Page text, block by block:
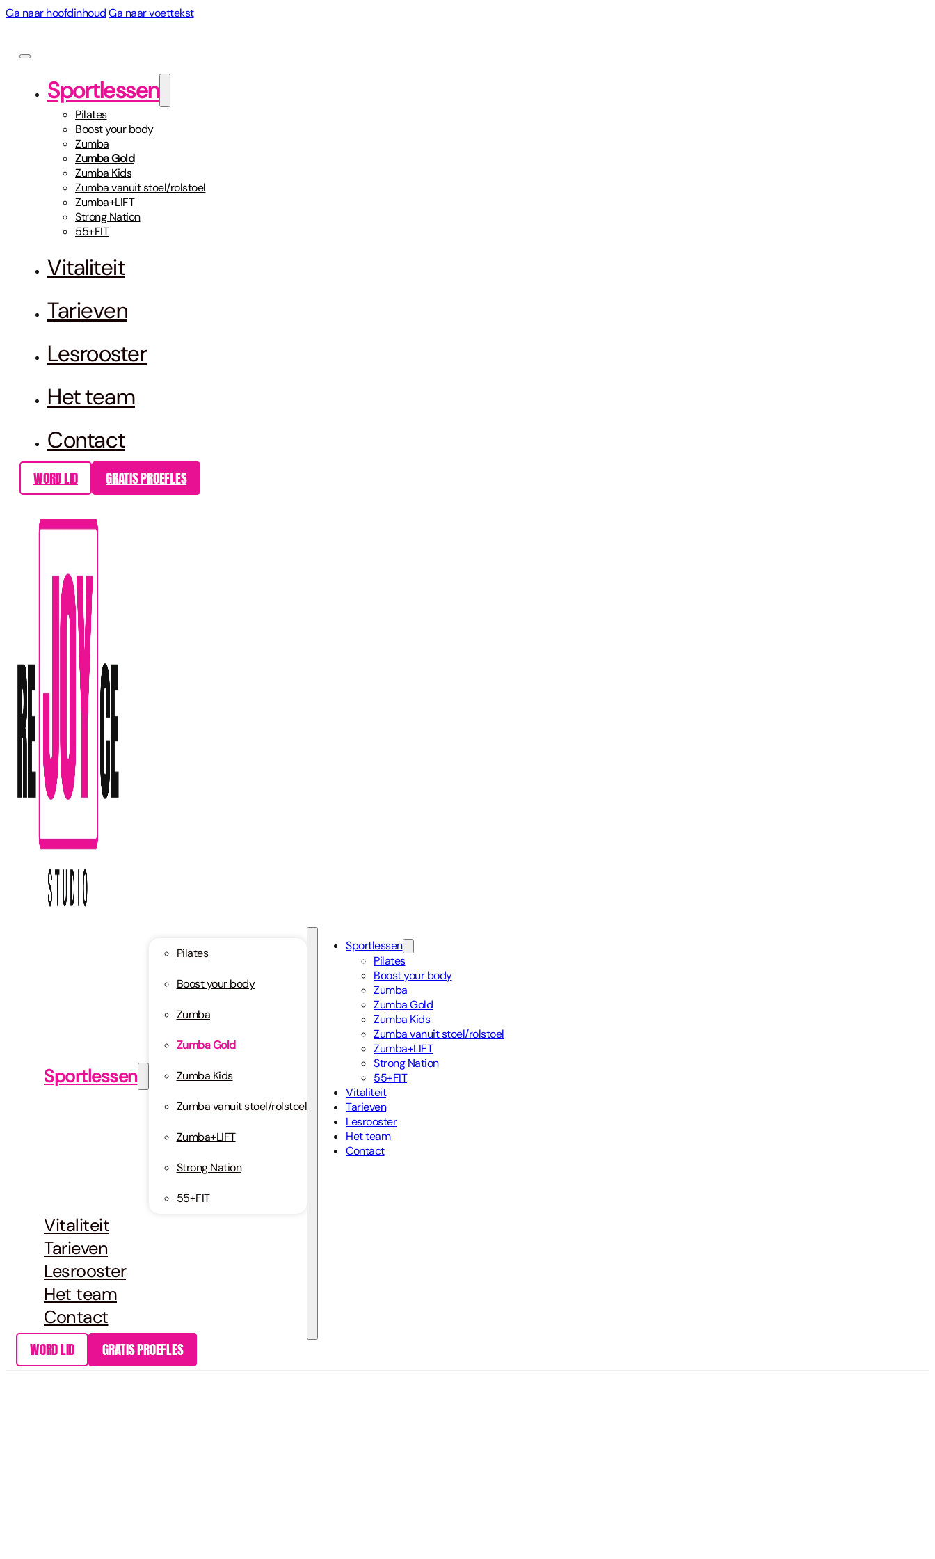
Ga naar hoofdinhoudGa naar voettekst
Sportlessen
Pilates
Boost your body
Zumba
Zumba Gold
Zumba Kids
Zumba vanuit stoel/rolstoel
Zumba+LIFT
Strong Nation
55+FIT
Vitaliteit
Tarieven
Lesrooster
Het team
Contact
WORD LID GRATIS PROEFLES
Sportlessen
Pilates
Boost your body
Zumba
Zumba Gold
Zumba Kids
Zumba vanuit stoel/rolstoel
Zumba+LIFT
Strong Nation
55+FIT
Vitaliteit
Tarieven
Lesrooster
Het team
Contact
Sportlessen
Pilates
Boost your body
Zumba
Zumba Gold
Zumba Kids
Zumba vanuit stoel/rolstoel
Zumba+LIFT
Strong Nation
55+FIT
Vitaliteit
Tarieven
Lesrooster
Het team
Contact
WORD LID GRATIS PROEFLES